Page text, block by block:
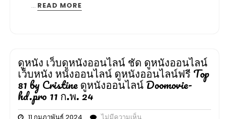
… READ MORE
ดูหนัง เว็บดูหนังออนไลน์ ชัด ดูหนังออนไลน์
เว็บหนัง หนังออนไลน์ ดูหนังออนไลน์ฟรี Top
81 by Cristine ดูหนังออนไลน์ Doomovie-
hd.pro 11 ก.พ. 24